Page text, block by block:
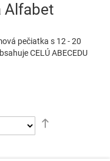
Alfabet
pečiatka s 12 - 20
CELÚ ABECEDU